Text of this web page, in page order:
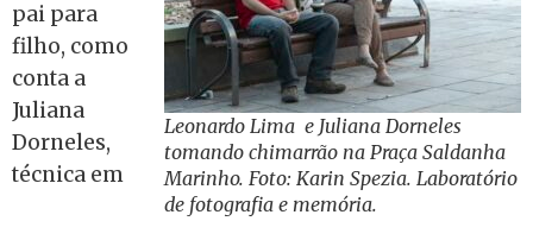
Leonardo Lima e Juliana Dorneles
tomando chimarrão na Praça Saldanha
Marinho. Foto: Karin Spezia. Laboratório
de fotografia e memória.
pai para
filho, como
conta a
Juliana
Dorneles,
técnica em